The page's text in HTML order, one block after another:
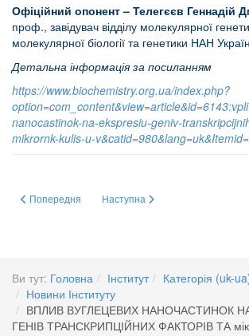
Офіційний опонент – Телегєєв Геннадій
проф., завідувач відділу молекулярної
молекулярної біології та генетики НАН
Детальна інформація за посиланням
https://www.biochemistry.org.ua/index.php?
nanocastinok-na-ekspresiu-geniv-
mikrornk-kulis-u-
Попередня стаття: Справа про 17 мільйонів
Попередня Наступна стаття: Дослідження
Наступна
Ви тут: Головна Інститут Категорія (uk-
Новини Інституту
ВПЛИВ ВУГЛЕЦЕВИХ НАНОЧАСТИНОК
ГЕНІВ ТРАНСКРИПЦІЙНИХ ФАКТОРІВ ТА